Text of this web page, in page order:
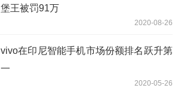
堡王被罚91万
2020-08-26
vivo在印尼智能手机市场份额排名跃升第
一
2020-05-26